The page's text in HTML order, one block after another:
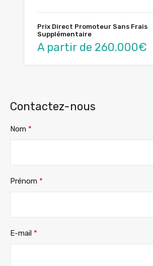
Prix Direct Promoteur Sans Frais
Supplémentaire
A partir de 260.000€
Contactez-nous
Nom *
Prénom *
E-mail *